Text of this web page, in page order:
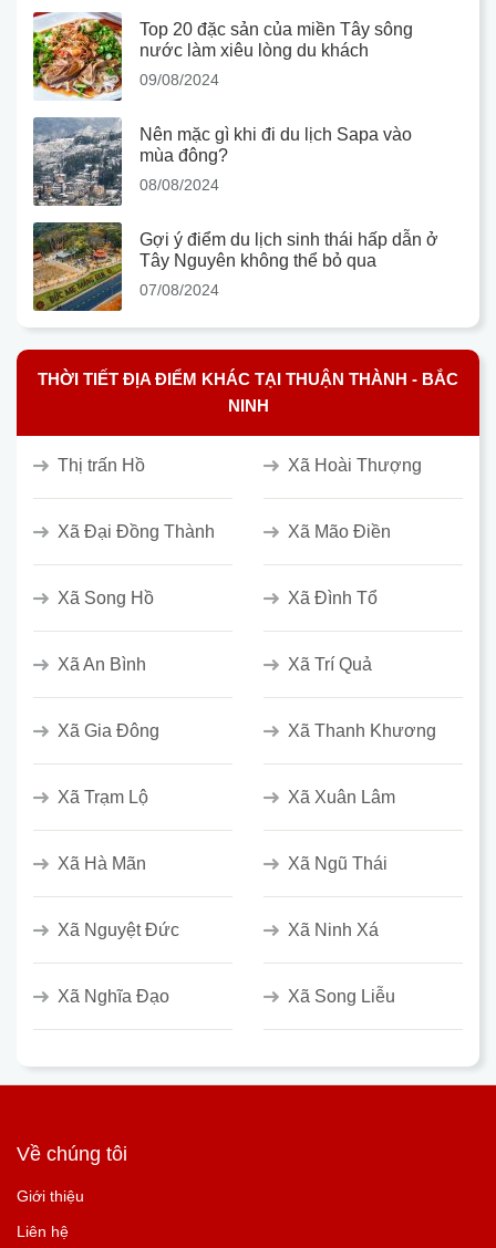
Top 20 đặc sản của miền Tây sông
nước làm xiêu lòng du khách
09/08/2024
Nên mặc gì khi đi du lịch Sapa vào
mùa đông?
08/08/2024
Gợi ý điểm du lịch sinh thái hấp dẫn ở
Tây Nguyên không thể bỏ qua
07/08/2024
THỜI TIẾT ĐỊA ĐIỂM KHÁC TẠI THUẬN THÀNH - BẮC
NINH
Thị trấn Hồ Xã Hoài Thượng
Xã Đại Đồng Thành Xã Mão Điền
Xã Song Hồ Xã Đình Tổ
Xã An Bình Xã Trí Quả
Xã Gia Đông Xã Thanh Khương
Xã Trạm Lộ Xã Xuân Lâm
Xã Hà Mãn Xã Ngũ Thái
Xã Nguyệt Đức Xã Ninh Xá
Xã Nghĩa Đạo Xã Song Liễu
Về chúng tôi
Giới thiệu
Liên hệ